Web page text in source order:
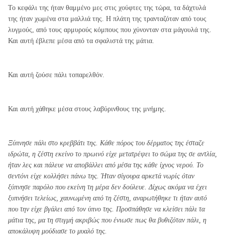
Το κεφάλι της ήταν θαμμένο μες στις χούφτες της τώρα, τα δάχτυλά
της ήταν χωμένα στα μαλλιά της. Η πλάτη της τρανταζόταν από τους
λυγμούς, από τους αρμυρούς κόμπους που χύνονταν στα μάγουλά της.
Και αυτή έβλεπε μέσα από τα σφαλιστά της μάτια.
Και αυτή ζούσε πάλι τοπαρελθόν.
Και αυτή χάθηκε μέσα στους λαβύρινθους της μνήμης.
Ξύπνησε πάλι στο κρεββάτι της. Κάθε πόρος του δέρματος της έσταζε
ιδρώτα, η ζέστη εκείνο το πρωινό είχε μετατρέψει το σώμα της σε αντλία,
ήταν λες και πάλευε να αποβάλλει από μέσα της κάθε ίχνος νερού. Το
σεντόνι είχε κολλήσει πάνω της. Ήταν σίγουρα αρκετά νωρίς όταν
ξύπνησε παρόλο που εκείνη τη μέρα δεν δούλευε. Δίχως ακόμα να έχει
ξυπνήσει τελείως, χαυνωμένη από τη ζέστη, αναρωτήθηκε τι ήταν αυτό
που την είχε βγάλει από τον ύπνο της. Προσπάθησε να κλείσει πάλι τα
μάτια της, μα τη στιγμή ακριβώς που ένιωσε πως θα βυθιζόταν πάλι, η
αποκάλυψη μούδιασε το μυαλό της.